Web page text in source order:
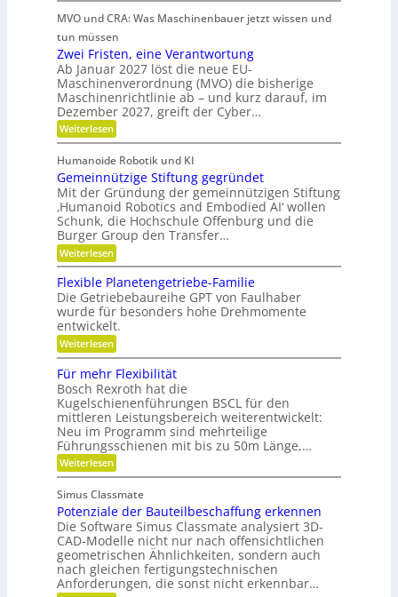
t
t
o
f
f
b
r
n
c
h
e
a
n
k
Ö
l
a
u
s
g
e
i
c
h
t
e
b
e
l
o
s
s
i
h
e
r
R
o
u
t
e
g
e
n
e
r
a
t
i
o
n
n
i
t
u
r
-
S
e
n
s
o
r
e
n
f
ü
r
R
o
b
o
t
e
r
g
r
e
e
r
MVO und CRA: Was Maschinenbauer jetzt wissen und
tun müssen
Zwei Fristen, eine Verantwortung
Ab Januar 2027 löst die neue EU-
Maschinenverordnung (MVO) die bisherige
Maschinenrichtlinie ab – und kurz darauf, im
Dezember 2027, greift der Cyber…
Weiterlesen:
Z
e
i
F
r
i
s
t
e
n
,
e
i
n
e
V
e
a
n
t
w
o
r
t
u
n
Humanoide Robotik und KI
Gemeinnützige Stiftung gegründet
Mit der Gründung der gemeinnützigen Stiftung
‚Humanoid Robotics and Embodied AI‘ wollen
Schunk, die Hochschule Offenburg und die
Burger Group den Transfer…
Weiterlesen:
G
e
m
e
i
n
n
ü
t
z
i
g
e
S
t
i
f
t
n
g
g
e
g
r
ü
n
Flexible Planetengetriebe-Familie
Die Getriebebaureihe GPT von Faulhaber
wurde für besonders hohe Drehmomente
entwickelt.
Weiterlesen:
F
e
x
i
b
l
e
P
l
a
n
t
e
n
g
e
t
r
Für mehr Flexibilität
Bosch Rexroth hat die
Kugelschienenführungen BSCL für den
mittleren Leistungsbereich weiterentwickelt:
Neu im Programm sind mehrteilige
Führungsschienen mit bis zu 50m Länge,…
Weiterlesen:
F
r
m
e
h
r
F
l
e
Simus Classmate
Potenziale der Bauteilbeschaffung erkennen
Die Software Simus Classmate analysiert 3D-
CAD-Modelle nicht nur nach offensichtlichen
geometrischen Ähnlichkeiten, sondern auch
nach gleichen fertigungstechnischen
Anforderungen, die sonst nicht erkennbar…